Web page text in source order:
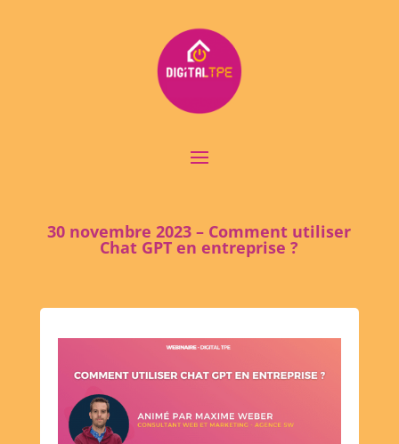
30 novembre 2023 – Comment utiliser
Chat GPT en entreprise ?